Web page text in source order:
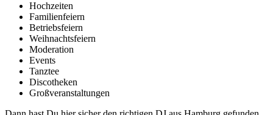
Hochzeiten
Familienfeiern
Betriebsfeiern
Weihnachtsfeiern
Moderation
Events
Tanztee
Discotheken
Großveranstaltungen